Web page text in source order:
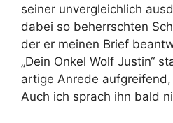
seiner unvergleichlich
dabei so beherrschten
der er meinen Brief
„Dein Onkel Wolf Justin“
artige Anrede
Auch ich sprach ihn bald